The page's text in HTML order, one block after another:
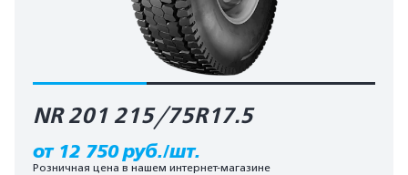
NR 201 215/75R17.5
от 12 750 руб./шт.
Розничная цена в нашем интернет-магазине